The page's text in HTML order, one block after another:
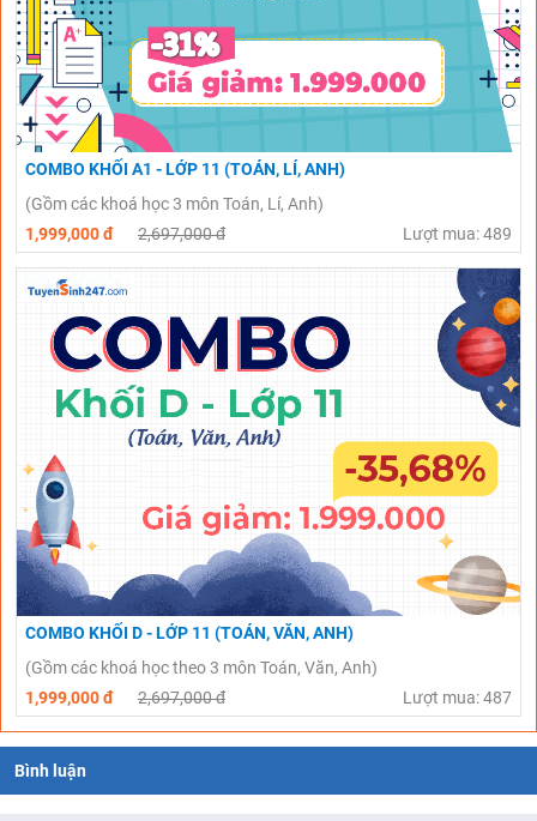
COMBO KHỐI A1 - LỚP 11 (TOÁN, LÍ, ANH)
(Gồm các khoá học 3 môn Toán, Lí, Anh)
1,999,000 đ
2,697,000 đ Lượt mua: 489
COMBO KHỐI D - LỚP 11 (TOÁN, VĂN, ANH)
(Gồm các khoá học theo 3 môn Toán, Văn, Anh)
1,999,000 đ
2,697,000 đ Lượt mua: 487
Bình luận